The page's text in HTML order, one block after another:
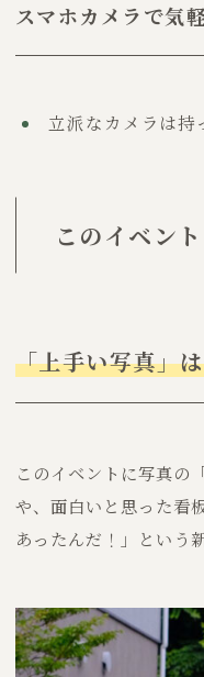
スマホカメラで気
立派なカメラは持
このイベン
「上手い写真」
このイベントに写真の
や、面白いと思った看
あったんだ！」という